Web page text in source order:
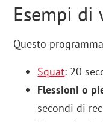
Esempi di
Questo
Squat: 20
Flessioni o
secondi di